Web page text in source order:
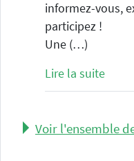
informez-vous,
participez !
Une (…)
Lire la suite
Voir l'ensemble